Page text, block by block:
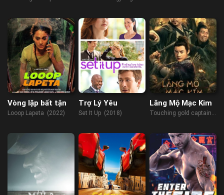
Vòng lặp bất tận
Looop Lapeta (2022)
Trợ Lý Yêu
Set It Up (2018)
Lăng Mộ Mạc Kim
Touching gold captain